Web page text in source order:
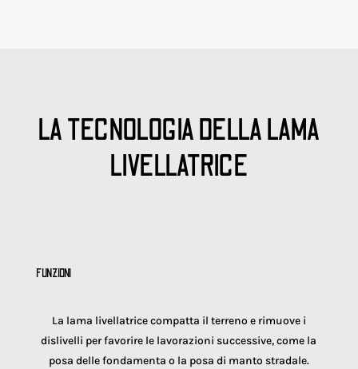
LA TECNOLOGIA DELLA LAMA
LIVELLATRICE
FUNZIONI
La lama livellatrice compatta il terreno e rimuove i
dislivelli per favorire le lavorazioni successive, come la
posa delle fondamenta o la posa di manto stradale.